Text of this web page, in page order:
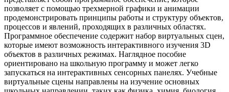
позволяет с помощью трехмерной графики и анимации
продемонстрировать принципы работы и структуру объектов,
процессов и явлений, проходящих в различных областях.
Программное обеспечение содержит набор виртуальных сцен,
которые имеют возможность интерактивного изучения 3D
объектов в различных режимах. Наглядное пособие
ориентировано на школьную программу и может легко
запускаться на интерактивных сенсорных панелях. Учебные
виртуальные сцены направлены на изучение основных